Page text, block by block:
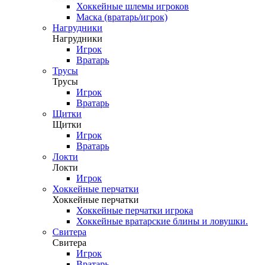
Хоккейные шлемы игроков
Маска (вратарь/игрок)
Нагрудники
Нагрудники
Игрок
Вратарь
Трусы
Трусы
Игрок
Вратарь
Щитки
Щитки
Игрок
Вратарь
Локти
Локти
Игрок
Хоккейные перчатки
Хоккейные перчатки
Хоккейные перчатки игрока
Хоккейные вратарские блины и ловушки.
Свитера
Свитера
Игрок